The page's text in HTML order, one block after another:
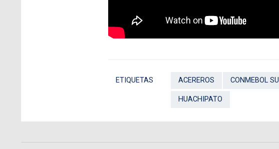
ETIQUETAS ACEREROS CONMEBOL
HUACHIPATO